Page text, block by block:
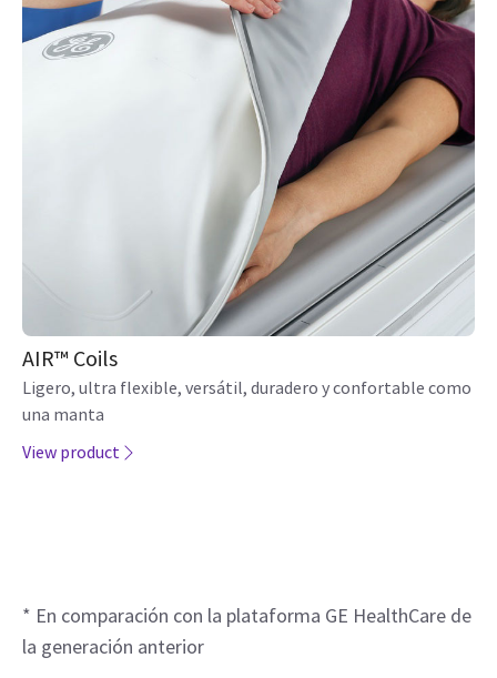
AIR™ Coils
Ligero, ultra flexible, versátil, duradero y confortable como
una manta
View product
* En comparación con la plataforma GE HealthCare de
la generación anterior